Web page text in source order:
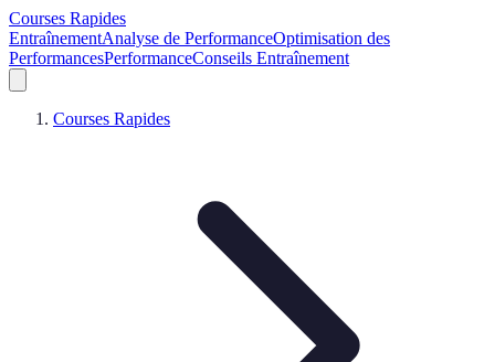
Courses Rapides
EntraînementAnalyse de PerformanceOptimisation des
PerformancesPerformanceConseils Entraînement
Courses Rapides